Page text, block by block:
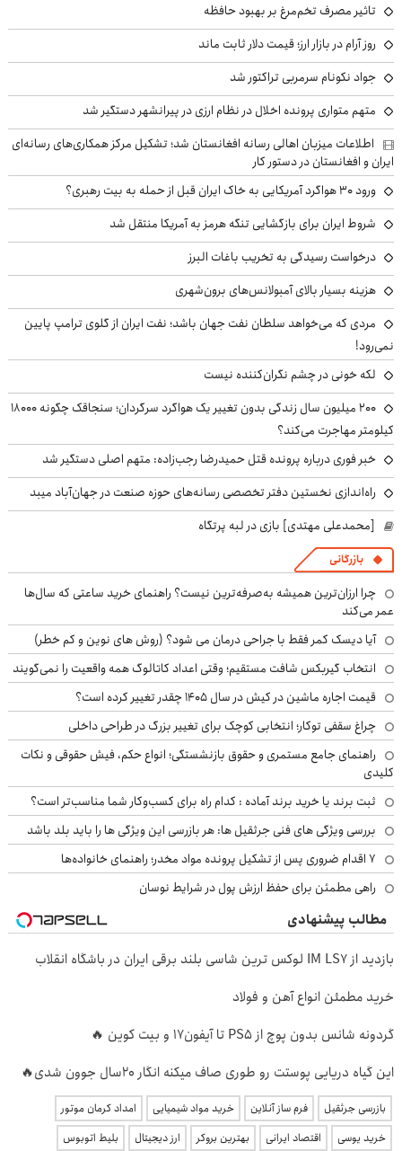
تاثیر مصرف تخم‌مرغ بر بهبود حافظه
روز آرام در بازار ارز؛ قیمت دلار ثابت ماند
جواد نکونام سرمربی تراکتور شد
متهم متواری پرونده اخلال در نظام ارزی در پیرانشهر دستگیر شد
اطلاعات میزبان اهالی رسانه افغانستان شد؛ تشکیل مرکز همکاری‌های رسانه‌ای
ایران و افغانستان در دستور کار
ورود ۳۰ هواگرد آمریکایی به خاک ایران قبل از حمله به بیت رهبری؟
شروط ایران برای بازگشایی تنگه هرمز به آمریکا منتقل شد
درخواست رسیدگی به تخریب باغات البرز
هزینه بسیار بالای آمبولانس‌های برون‌شهری
مردی که می‌خواهد سلطان نفت جهان باشد؛ نفت ایران از گلوی ترامپ پایین
نمی‌رود!
لکه خونی در چشم نگران‌کننده نیست
۲۰۰ میلیون سال زندگی بدون تغییر یک هواگرد سرگردان؛ سنجاقک‌ چگونه ۱۸۰۰۰
کیلومتر مهاجرت می‌کند؟
خبر فوری درباره پرونده قتل حمیدرضا رجب‌زاده: متهم اصلی دستگیر شد
راه‌اندازی نخستین دفتر تخصصی رسانه‌های حوزه صنعت در جهان‌آباد میبد
[محمدعلی مهتدی] بازی در لبه پرتگاه
بازرگانی
چرا ارزان‌ترین همیشه به‌صرفه‌ترین نیست؟ راهنمای خرید ساعتی که سال‌ها
عمر می‌کند
آیا دیسک کمر فقط با جراحی درمان می شود؟ (روش های نوین و کم خطر)
انتخاب گیربکس شافت مستقیم؛ وقتی اعداد کاتالوگ همه واقعیت را نمی‌گویند
قیمت اجاره ماشین در کیش در سال ۱۴۰۵ چقدر تغییر کرده است؟
چراغ سقفی توکار؛ انتخابی کوچک برای تغییر بزرگ در طراحی داخلی
راهنمای جامع مستمری و حقوق بازنشستگی؛ انواع حکم، فیش حقوقی و نکات
کلیدی
ثبت برند یا خرید برند آماده : کدام راه برای کسب‌وکار شما مناسب‌تر است؟
بررسی ویژگی های فنی جرثقیل ها: هر بازرسی این ویژگی ها را باید بلد باشد
۷ اقدام ضروری پس از تشکیل پرونده مواد مخدر؛ راهنمای خانواده‌ها
راهی مطمئن برای حفظ ارزش پول در شرایط نوسان
مطالب پیشنهادی
بازدید از IM LS7 لوکس ترین شاسی بلند برقی ایران در باشگاه انقلاب
خرید مطمئن انواع آهن و فولاد
گردونه شانس بدون پوچ از PS5 تا آیفون17 و بیت کوین 🔥
این گیاه دریایی پوستت رو طوری صاف میکنه انگار 20سال جوون شدی🔥
بازرسی جرثقیل فرم ساز آنلاین خرید مواد شیمیایی
امداد کرمان موتور
خرید یوسی
اقتصاد ایرانی بهترین بروکر ارز دیجیتال بلیط اتوبوس